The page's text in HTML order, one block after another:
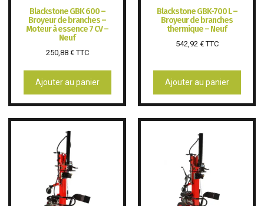
Blackstone GBK 600 –
Broyeur de branches –
Moteur à essence 7 CV –
Neuf
250,88 €TTC
Ajouter au panier
Blackstone GBK-700 L –
Broyeur de branches
thermique – Neuf
542,92 €TTC
Ajouter au panier